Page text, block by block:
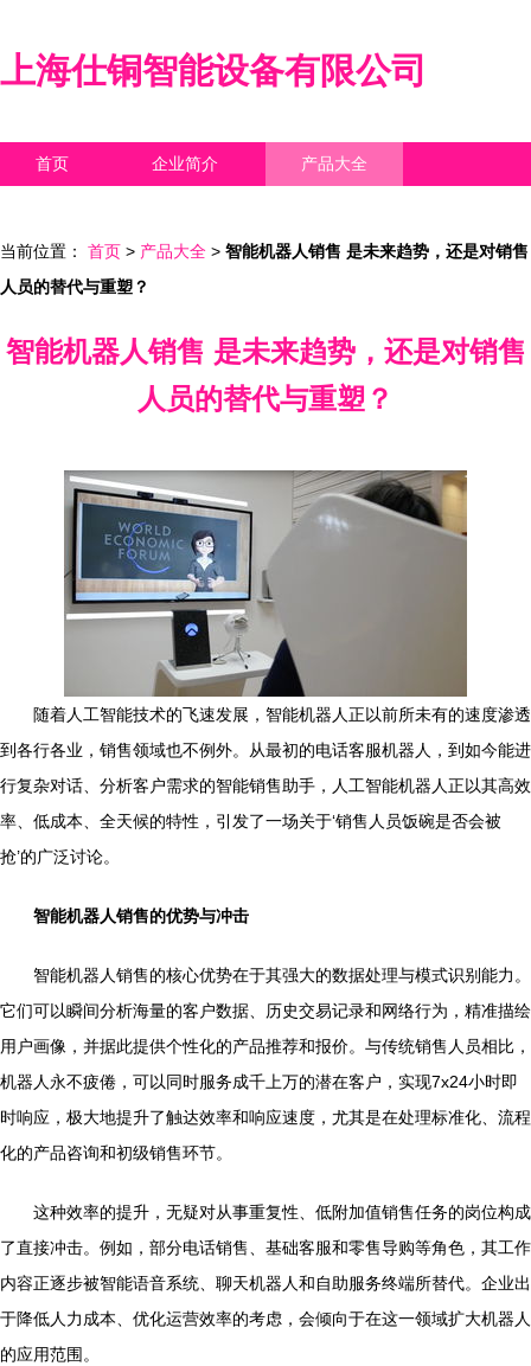
上海仕铜智能设备有限公司
首页 企业简介 产品大全
当前位置： 首页 > 产品大全 > 智能机器人销售 是未来趋势，还是对销售
人员的替代与重塑？
智能机器人销售 是未来趋势，还是对销售
人员的替代与重塑？
随着人工智能技术的飞速发展，智能机器人正以前所未有的速度渗透
到各行各业，销售领域也不例外。从最初的电话客服机器人，到如今能进
行复杂对话、分析客户需求的智能销售助手，人工智能机器人正以其高效
率、低成本、全天候的特性，引发了一场关于‘销售人员饭碗是否会被
抢’的广泛讨论。
智能机器人销售的优势与冲击
智能机器人销售的核心优势在于其强大的数据处理与模式识别能力。
它们可以瞬间分析海量的客户数据、历史交易记录和网络行为，精准描绘
用户画像，并据此提供个性化的产品推荐和报价。与传统销售人员相比，
机器人永不疲倦，可以同时服务成千上万的潜在客户，实现7x24小时即
时响应，极大地提升了触达效率和响应速度，尤其是在处理标准化、流程
化的产品咨询和初级销售环节。
这种效率的提升，无疑对从事重复性、低附加值销售任务的岗位构成
了直接冲击。例如，部分电话销售、基础客服和零售导购等角色，其工作
内容正逐步被智能语音系统、聊天机器人和自助服务终端所替代。企业出
于降低人力成本、优化运营效率的考虑，会倾向于在这一领域扩大机器人
的应用范围。